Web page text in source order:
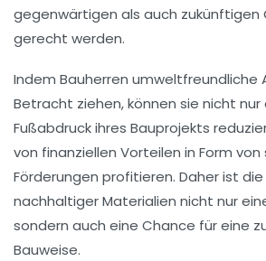
gegenwärtigen als auch zukünftigen
gerecht werden.
Indem Bauherren umweltfreundliche
Betracht ziehen, können sie nicht nur
Fußabdruckihres Bauprojekts
von finanziellen Vorteilen in Form von
Förderungen profitieren. Daher ist
nachhaltiger Materialien nicht nur
sondern auch eine Chance für eine
Bauweise.